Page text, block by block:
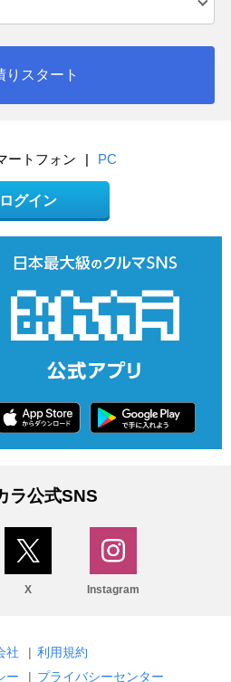
りスタート
ートフォン | PC
ログイン
ラ公式SNS
X Instagram
社 | 利用規約
ー
| プライバシーセンター